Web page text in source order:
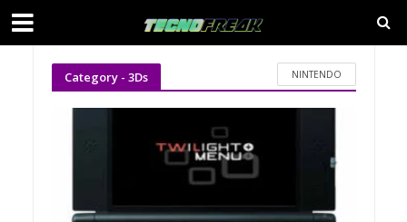
Category - 3Ds NINTENDO